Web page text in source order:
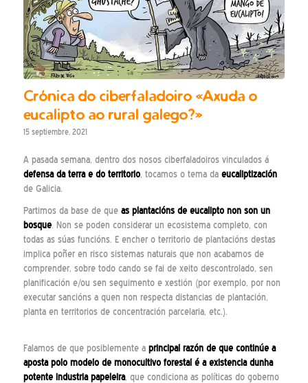
Crónica do ciberfaladoiro «Axuda o
eucalipto ao rural galego?»
15 septiembre, 2021
A pasada semana, dentro dos nosos ciberfaladoiros vinculados á
defensa da terra e do territorio, tocamos o tema da eucaliptización
de Galicia.
Partimos da base de que as plantacións de eucalipto non son un
bosque. Non se poden considerar un ecosistema completo, con
todas as súas funcións. E encher o territorio de plantacións destas
implica poñer en risco sistemas naturais que non acabamos de
comprender, sobre todo cando se fai de xeito descontrolado, sen
planificación e/ou sen seguimento e xestión (por exemplo, por non
executar sancións a quen non respecta distancias de plantación,
planta en territorios de concentración parcelaria, etc.).
Falamos de que posiblemente a principal razón de que continúe a
aposta polo modelo de monocultivo forestal é a existencia dunha
potente industria papeleira, que condiciona as políticas do goberno